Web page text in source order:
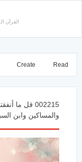
القرآن
Create Read
002215 قل ما
والمساكين وابن